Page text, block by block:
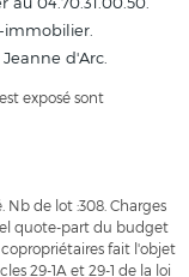
immobilier.
d'Arc.
exposé sont
de lot :308. Charges
quote-part du budget
copropriétaires fait l'objet
29-1A et 29-1 de la loi